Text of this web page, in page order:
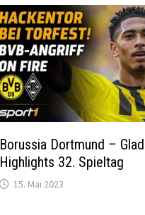
Borussia Dortmund –
Highlights 32. Spieltag
15. Mai 2023